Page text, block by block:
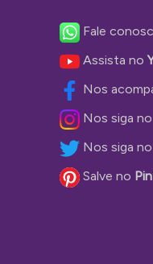
Fale
Assista no
Nos
Nos siga no
Nos siga no
Salve no